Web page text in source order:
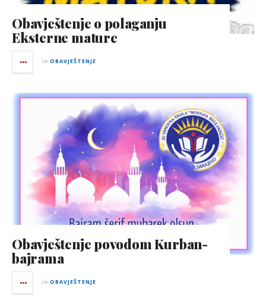
Obavještenje o polaganju
Eksterne mature
in OBAVJEŠTENJE
Obavještenje povodom Kurban-
bajrama
in OBAVJEŠTENJE